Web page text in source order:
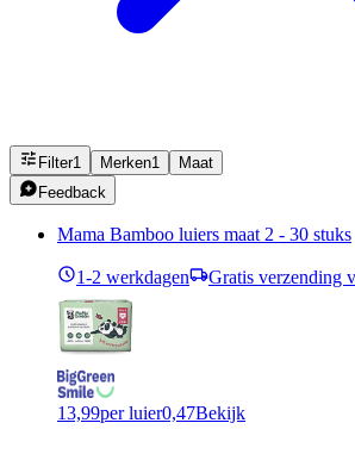
Filter1 Merken1
Maat
Feedback
Mama Bamboo luiers maat 2 - 30 stuks
1-2 werkdagen Gratis verzending
13,99per luier0,47Bekijk